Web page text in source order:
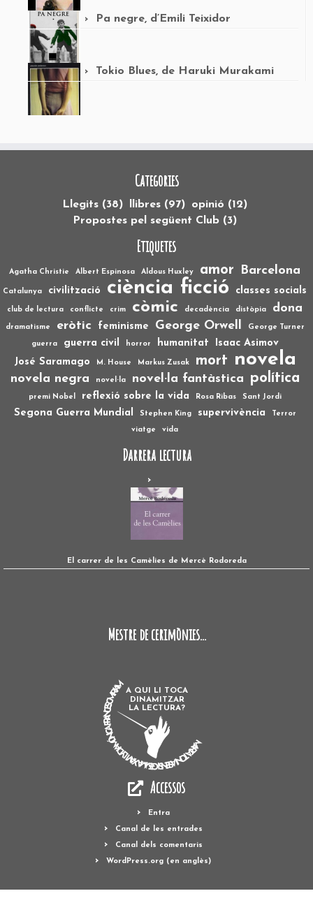
Pa negre, d’Emili Teixidor
Tokio Blues, de Haruki Murakami
Categories
Llegits (38) llibres (97) opinió (12)
Propostes pel següent Club (3)
Etiquetes
Agatha Christie Albert Espinosa Aldous Huxley amor Barcelona
Catalunya civilització ciència ficció classes socials
club de lectura conflicte crim còmic decadència distòpia dona
dramatisme eròtic feminisme George Orwell George Turner
guerra guerra civil horror humanitat
Isaac Asimov
José Saramago
M. House Markus Zusak mort novela
novela negra novel·la novel·la fantàstica política
premi Nobel reflexió sobre la vida Rosa Ribas Sant Jordi
Segona Guerra Mundial Stephen King supervivència Terror
viatge vida
Darrera lectura
El carrer de les Camèlies de Mercè Rodoreda
Mestre de cerimònies...
A QUI LI TOCA
DINAMITZAR
LA LECTURA?
MARTA TONI ASENSI GEMMA XAVI LYDIA MÓNICA FRANCESC MIRIAM
Accessos
Entra
Canal de les entrades
Canal dels comentaris
WordPress.org (en anglès)